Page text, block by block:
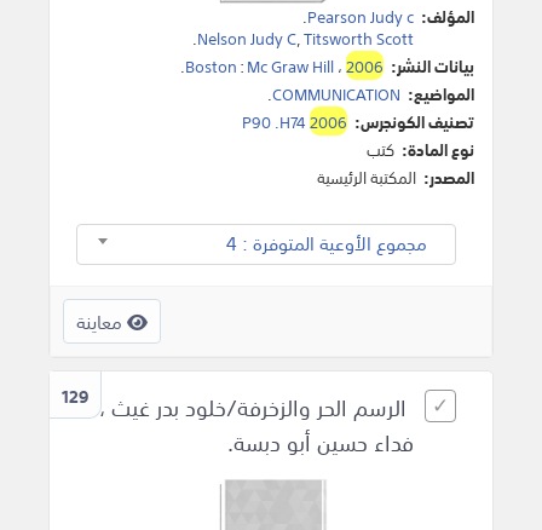
المؤلف: Pearson Judy c
.
Nelson Judy C,Titsworth Scott
.
بيانات النشر:
Boston:Mc Graw Hill،2006
.
المواضيع: COMMUNICATION
.
تصنيف الكونجرس:
P90 .H742006
نوع المادة: كتب
المصدر: المكتبة الرئيسية
مجموع الأوعية المتوفرة : 4
معاينة
129 الرسم الحر والزخرفة/خلود بدر غيث ،
فداء حسين أبو دبسة.